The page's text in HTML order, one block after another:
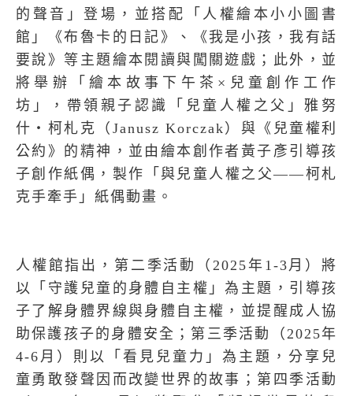
的聲音」登場，並搭配「人權繪本小小圖書
館」《布魯卡的日記》、《我是小孩，我有話
要說》等主題繪本閱讀與闖關遊戲；此外，並
將舉辦「繪本故事下午茶×兒童創作工作
坊」，帶領親子認識「兒童人權之父」雅努
什・柯札克（Janusz Korczak）與《兒童權利
公約》的精神，並由繪本創作者黃子彥引導孩
子創作紙偶，製作「與兒童人權之父——柯札
克手牽手」紙偶動畫。
人權館指出，第二季活動（2025年1-3月）將
以「守護兒童的身體自主權」為主題，引導孩
子了解身體界線與身體自主權，並提醒成人協
助保護孩子的身體安全；第三季活動（2025年
4-6月）則以「看見兒童力」為主題，分享兒
童勇敢發聲因而改變世界的故事；第四季活動